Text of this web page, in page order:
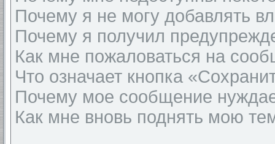
Почему я не могу добавлять
Почему я получил
Как мне пожаловаться на
Что означает кнопка
Почему мое сообщение
Как мне вновь поднять мою